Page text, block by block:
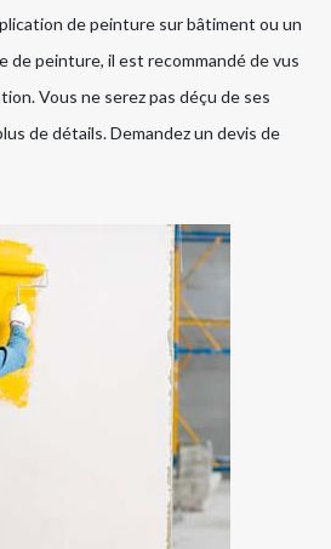
de peinture sur bâtiment ou un
de peinture, il est recommandé de vus
Vous ne serez pas déçu de ses
de détails. Demandez un devis de